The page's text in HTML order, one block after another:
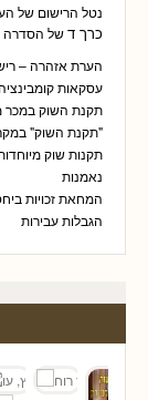
נטל הרישום של
כרך דשל הסדרה
הערת אזהרה –
עסקאות
תקנת השוק במכר
"תקנת השוק"
תקנות שוק
נאמנות
המחאת זכויות
הגבלות עבירות